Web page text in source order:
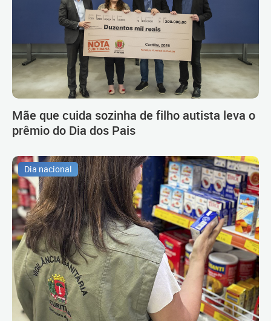
Mãe que cuida sozinha de filho autista leva o
prêmio do Dia dos Pais
Dia nacional